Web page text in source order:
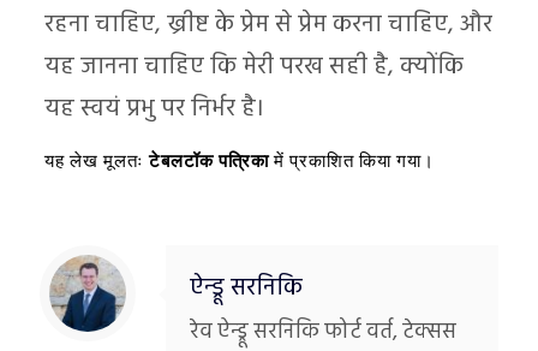
रहना चाहिए, ख्रीष्ट के प्रेम से प्रेम करना चाहिए, और
यह जानना चाहिए कि मेरी परख सही है, क्योंकि
यह स्वयं प्रभु पर निर्भर है।
यह लेख मूलतःटेबलटॉक पत्रिका में प्रकाशित किया गया।
ऐन्ड्रू सरनिकि
रेव ऐन्ड्रू सरनिकि फोर्ट वर्त, टेक्सस